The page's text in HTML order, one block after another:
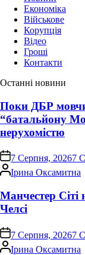
Економіка
Військове
Корупція
Відео
Гроші
Контакти
Останні новини
Поки ДБР
“батальйону
нерухомістю
on 7 Серпня, 20267
Опубліковано
Ірина Оксамитна
Манчестер Сіті
Челсі
on 7 Серпня, 20267
Опубліковано
Ірина Оксамитна